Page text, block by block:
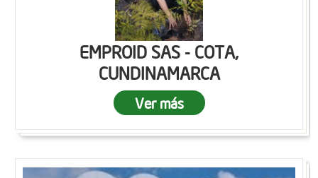
EMPROID SAS - COTA,
CUNDINAMARCA
Ver más